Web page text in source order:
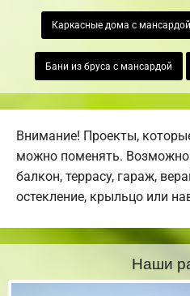
Каркасные дома с мансардой
Бани из бруса с мансардой
Внимание! Проекты,
можно поменять. Возможно
балкон, террасу, гараж,
остекление, крыльцо или
Наши